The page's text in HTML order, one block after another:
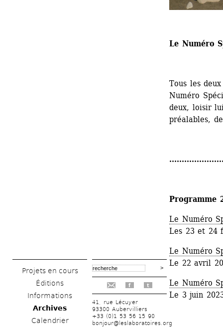
Projets en cours
Éditions
Informations
Archives
Calendrier
f t
41, rue Lécuyer
93300 Aubervilliers
+33 (0)1 53 56 15 90
bonjour@leslaboratoires.org
Le Numéro
Tous les
Numéro
deux, loisir
préalables,
Programme
Le Numéro
Les 23 et 24
Le Numéro
Le 22 avril
Le Numéro
Le 3 juin